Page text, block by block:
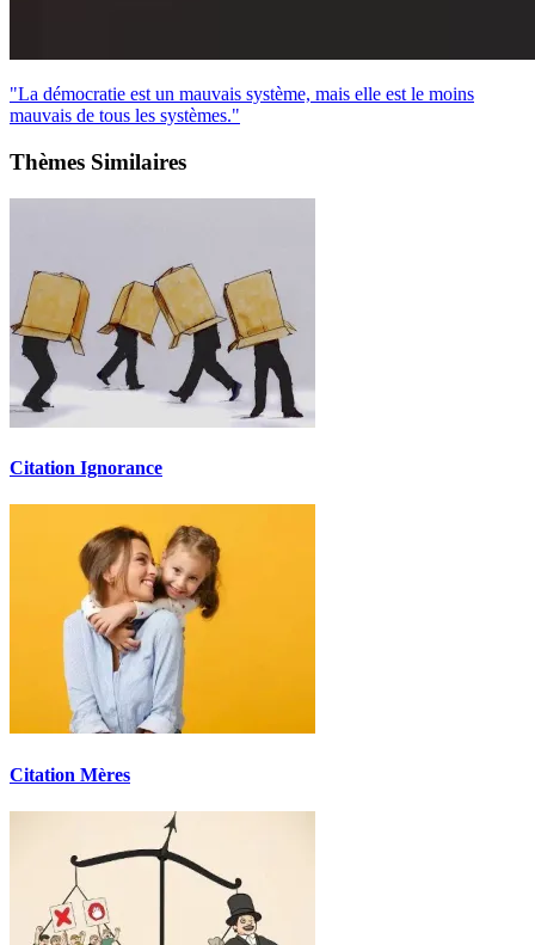
"La démocratie est un mauvais système, mais elle est le moins
mauvais de tous les systèmes."
Thèmes Similaires
Citation Ignorance
Citation Mères